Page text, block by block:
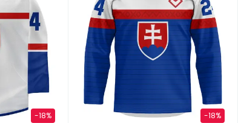
-18% -18%